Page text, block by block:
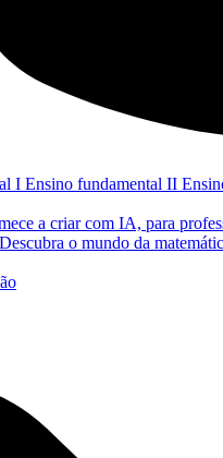
I Ensino fundamental II
a criar com IA, para
Descubra o mundo da